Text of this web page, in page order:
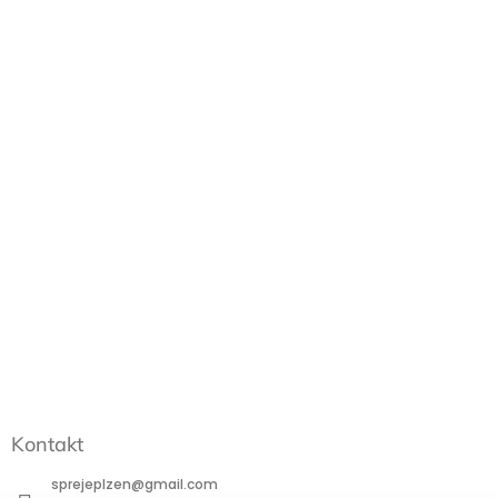
Kontakt
sprejeplzen@gmail.com